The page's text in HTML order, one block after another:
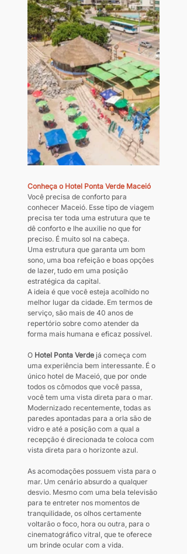
Conheça o Hotel Ponta Verde Maceió
Você precisa de conforto para
conhecer Maceió. Esse tipo de viagem
precisa ter toda uma estrutura que te
dê conforto e lhe auxilie no que for
preciso. É muito sol na cabeça.
Uma estrutura que garanta um bom
sono, uma boa refeição e boas opções
de lazer, tudo em uma posição
estratégica da capital.
A ideia é que você esteja acolhido no
melhor lugar da cidade. Em termos de
serviço, são mais de 40 anos de
repertório sobre como atender da
forma mais humana e eficaz possível.
O Hotel Ponta Verde já começa com
uma experiência bem interessante. É o
único hotel de Maceió, que por onde
todos os cômodos que você passa,
você tem uma vista direta para o mar.
Modernizado recentemente, todas as
paredes apontadas para a orla são de
vidro e até a posição com a qual a
recepção é direcionada te coloca com
vista direta para o horizonte azul.
As acomodações possuem vista para o
mar. Um cenário absurdo a qualquer
desvio. Mesmo com uma bela televisão
para te entreter nos momentos de
tranquilidade, os olhos certamente
voltarão o foco, hora ou outra, para o
cinematográfico vitral, que te oferece
um brinde ocular com a vida.